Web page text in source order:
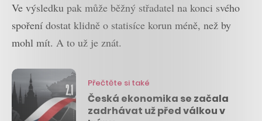
Ve výsledku pak může běžný střadatel na konci svého
spoření dostat klidně o statisíce korun méně, než by
mohl mít. A to už je znát.
Přečtěte si také
Česká ekonomika se začala
zadrhávat už před válkou v